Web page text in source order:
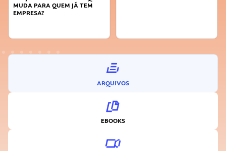
MUDA PARA QUEM JÁ TEM
EMPRESA?
ARQUIVOS
EBOOKS